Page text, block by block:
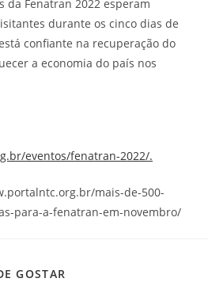
da Fenatran 2022 esperam
durante os cinco dias de
confiante na recuperação do
a economia do país nos
eventos/fenatran-2022/.
mais-de-500-
para-a-fenatran-em-novembro/
GOSTAR